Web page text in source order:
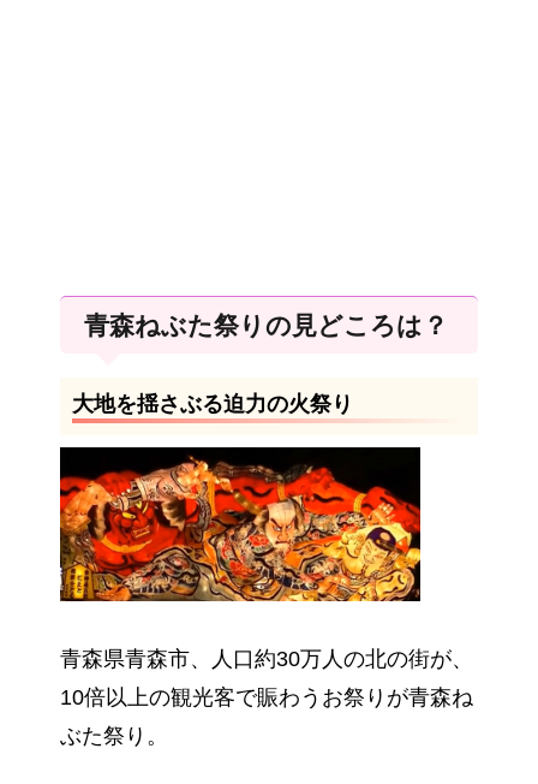
青森ねぶた祭りの見どころは？
大地を揺さぶる迫力の火祭り
青森県青森市、人口約30万人の北の街が、
10倍以上の観光客で賑わうお祭りが青森ね
ぶた祭り。